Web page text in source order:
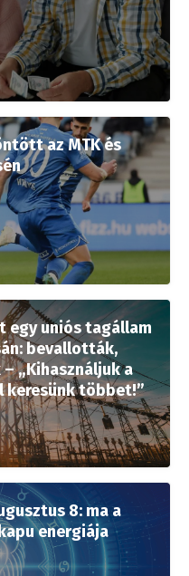
az MTK és
egy uniós tagállam
bevallották,
„Kihasználjuk a
többet!”
8: ma a
energiája